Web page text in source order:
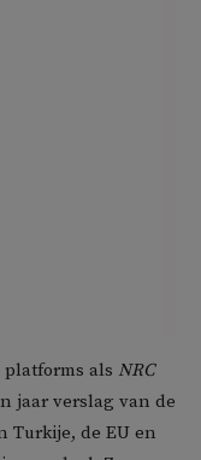
als NRC
jaar verslag van de
Turkije, de EU en